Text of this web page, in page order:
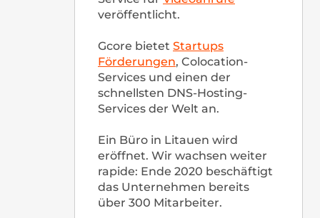
Karriere beiGcore
Werden Sie Teil eines motivierten,
Offene Stellen anzeigen